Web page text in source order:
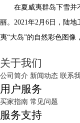
在夏威夷群岛下雪并
丽。2021年2月6日，陆
夷“大岛”的自然彩色图像
关于我们
公司简介 新闻动态 联系
用户服务
买家指南 常见问题
服务支持